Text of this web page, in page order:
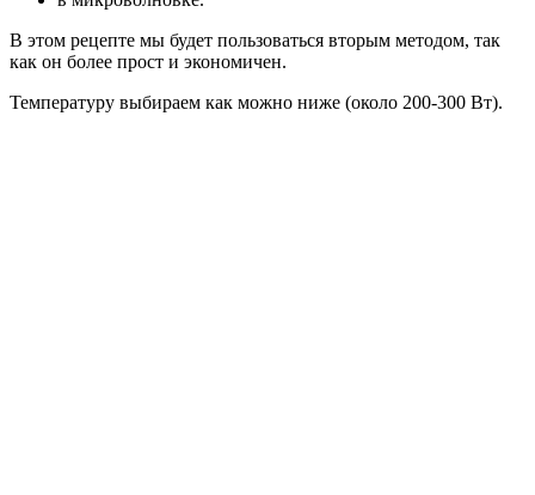
В этом рецепте мы будет пользоваться вторым методом, так
как он более прост и экономичен.
Температуру выбираем как можно ниже (около 200-300 Вт).